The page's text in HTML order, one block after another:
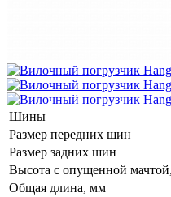
Шины
Размер передних шин
Размер задних шин
Высота с опущенной
Общая длина, мм